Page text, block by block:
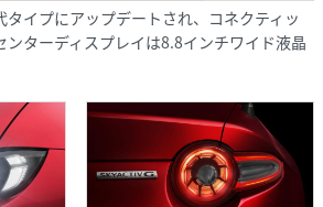
イプにアップデートされ、コネクティッ
ンターディスプレイは8.8インチワイド液晶